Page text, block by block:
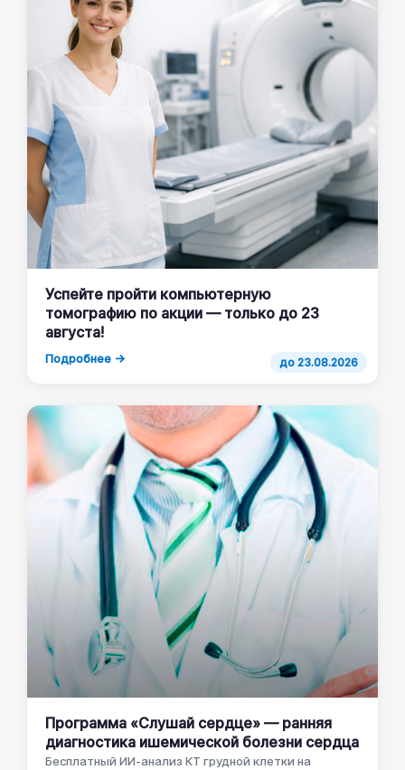
до 23.08.2026
Успейте пройти компьютерную
томографию по акции — только до 23
августа!
Подробнее →
Программа «Слушай сердце» — ранняя
диагностика ишемической болезни сердца
Бесплатный ИИ-анализ КТ грудной клетки на